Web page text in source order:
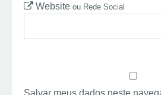
Website ou Rede Social
Salvar meus dados neste